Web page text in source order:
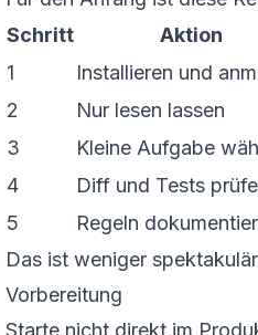
Schritt
Aktion
1
Installieren und
2
Nur lesen lassen
3
Kleine Aufgabe
4
Diff und Tests
5
Regeln
Das ist weniger
Vorbereitung